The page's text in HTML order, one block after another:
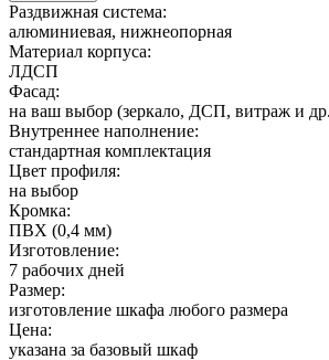
Раздвижная система:
алюминиевая, нижнеопорная
Материал корпуса:
ЛДСП
Фасад:
на ваш выбор (зеркало, ДСП, витраж и
Внутреннее наполнение:
стандартная комплектация
Цвет профиля:
на выбор
Кромка:
ПВХ (0,4 мм)
Изготовление:
7 рабочих дней
Размер:
изготовление шкафа любого размера
Цена:
указана за базовый шкаф